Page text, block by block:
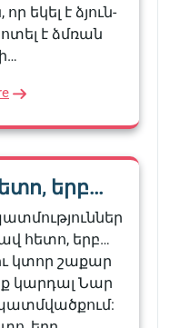
եկել է ձյուն-
է ձմռան
երբ…
հետո, երբ…
կտոր շաքար
կարդալ Նար